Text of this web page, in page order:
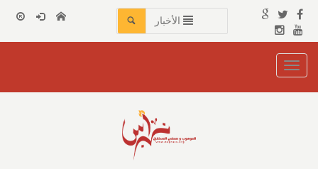
الأخبار
Toggle
navigation